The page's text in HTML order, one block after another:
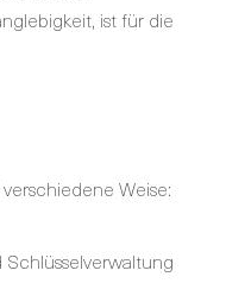
ist für die
Weise: